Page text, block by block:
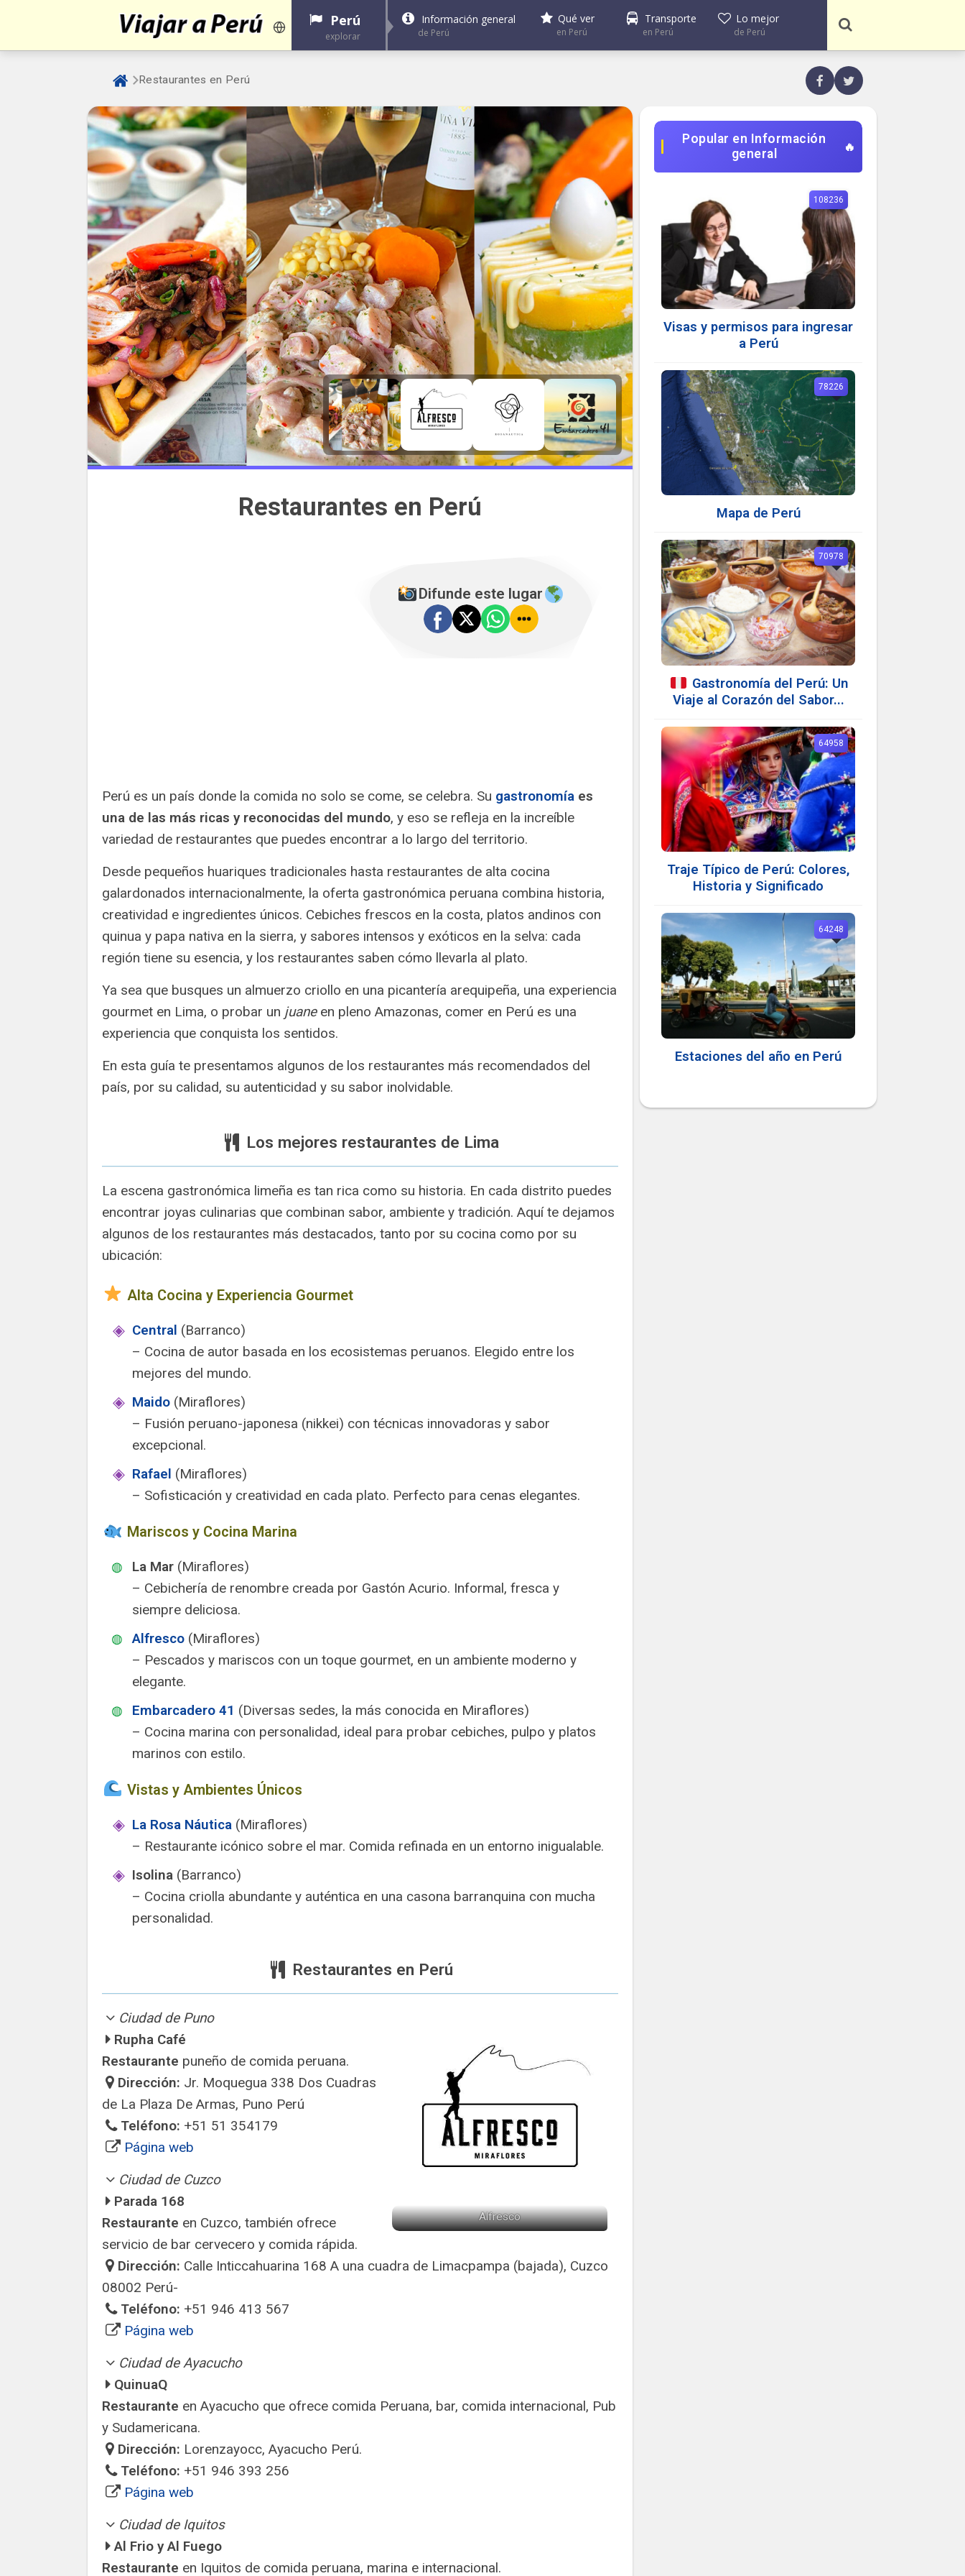
Perú
explorar
Información general
de Perú
Qué ver
en Perú
Transporte
en Perú
Lo mejor
de Perú
Restaurantes en Perú
Restaurantes en Perú
Difunde este lugar
Perú es un país donde la comida no solo se come, se celebra. Su gastronomía es
una de las más ricas y reconocidas del mundo, y eso se refleja en la increíble
variedad de restaurantes que puedes encontrar a lo largo del territorio.
Desde pequeños huariques tradicionales hasta restaurantes de alta cocina
galardonados internacionalmente, la oferta gastronómica peruana combina historia,
creatividad e ingredientes únicos. Cebiches frescos en la costa, platos andinos con
quinua y papa nativa en la sierra, y sabores intensos y exóticos en la selva: cada
región tiene su esencia, y los restaurantes saben cómo llevarla al plato.
Ya sea que busques un almuerzo criollo en una picantería arequipeña, una experiencia
gourmet en Lima, o probar un juaneen pleno Amazonas, comer en Perú es una
experiencia que conquista los sentidos.
En esta guía te presentamos algunos de los restaurantes más recomendados del
país, por su calidad, su autenticidad y su sabor inolvidable.
Los mejores restaurantes de Lima
La escena gastronómica limeña es tan rica como su historia. En cada distrito puedes
encontrar joyas culinarias que combinan sabor, ambiente y tradición. Aquí te dejamos
algunos de los restaurantes más destacados, tanto por su cocina como por su
ubicación:
Alta Cocina y Experiencia Gourmet
Central (Barranco)
– Cocina de autor basada en los ecosistemas peruanos. Elegido entre los
mejores del mundo.
Maido (Miraflores)
– Fusión peruano-japonesa (nikkei) con técnicas innovadoras y sabor
excepcional.
Rafael (Miraflores)
– Sofisticación y creatividad en cada plato. Perfecto para cenas elegantes.
Mariscos y Cocina Marina
La Mar (Miraflores)
– Cebichería de renombre creada por Gastón Acurio. Informal, fresca y
siempre deliciosa.
Alfresco (Miraflores)
– Pescados y mariscos con un toque gourmet, en un ambiente moderno y
elegante.
Embarcadero 41 (Diversas sedes, la más conocida en Miraflores)
– Cocina marina con personalidad, ideal para probar cebiches, pulpo y platos
marinos con estilo.
Vistas y Ambientes Únicos
La Rosa Náutica (Miraflores)
– Restaurante icónico sobre el mar. Comida refinada en un entorno inigualable.
Isolina (Barranco)
– Cocina criolla abundante y auténtica en una casona barranquina con mucha
personalidad.
Restaurantes en Perú
Alfresco
Ciudad de Puno
Rupha Café
Restaurante puneño de comida peruana.
Dirección: Jr. Moquegua 338 Dos Cuadras
de La Plaza De Armas, Puno Perú
Teléfono: +51 51 354179
Página web
Ciudad de Cuzco
Parada 168
Restaurante en Cuzco, también ofrece
servicio de bar cervecero y comida rápida.
Dirección: Calle Inticcahuarina 168 A una cuadra de Limacpampa (bajada), Cuzco
08002 Perú-
Teléfono: +51 946 413 567
Página web
Ciudad de Ayacucho
QuinuaQ
Restaurante en Ayacucho que ofrece comida Peruana, bar, comida internacional, Pub
y Sudamericana.
Dirección: Lorenzayocc, Ayacucho Perú.
Teléfono: +51 946 393 256
Página web
Ciudad de Iquitos
Al Frio y Al Fuego
Restaurante en Iquitos de comida peruana, marina e internacional.
Popular en Información
general
Visas y permisos para ingresar
a Perú
108236
Mapa de Perú
78226
Gastronomía del Perú: Un
Viaje al Corazón del Sabor...
70978
Traje Típico de Perú: Colores,
Historia y Significado
64958
Estaciones del año en Perú
64248